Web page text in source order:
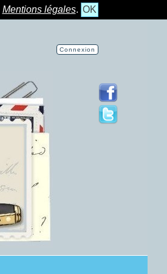
Mentions légales. OK
Connexion